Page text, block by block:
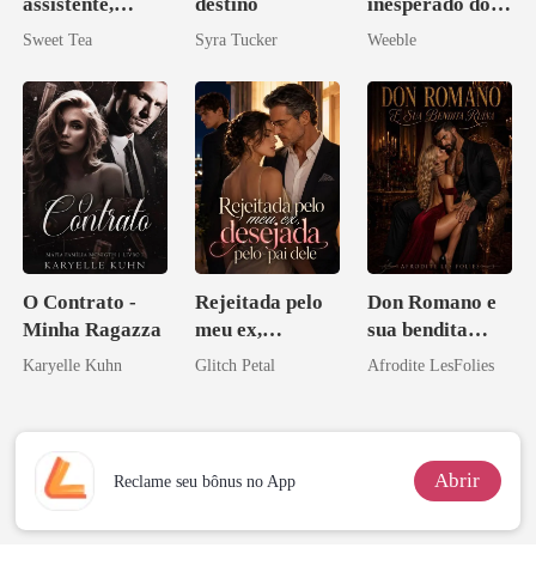
minha esposa
Sweet Tea Syra Tucker
meu chefe
Weeble
O Contrato -
Minha Ragazza
Karyelle Kuhn
Rejeitada pelo
meu ex,
desejada pelo
Glitch Petal
Don Romano e
sua bendita
ruína
Afrodite LesFolies
Reclame seu bônus no App Abrir